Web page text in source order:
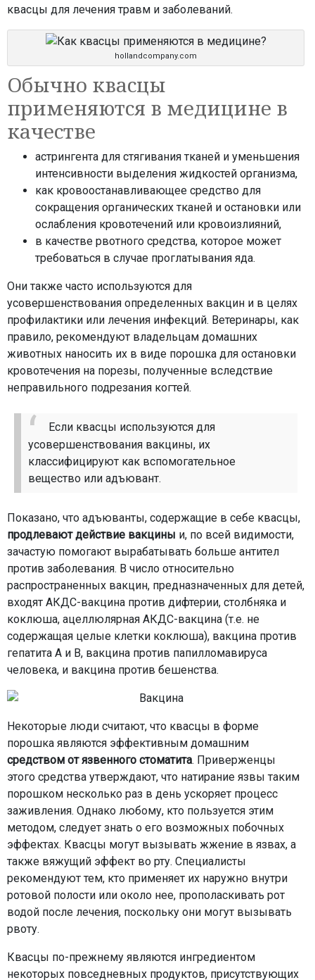
квасцы для лечения травм и заболеваний.
hollandcompany.com
Обычно квасцы
применяются в медицине в
качестве
астрингента для стягивания тканей и уменьшения
интенсивности выделения жидкостей организма,
как кровоостанавливающее средство для
сокращения органических тканей и остановки или
ослабления кровотечений или кровоизлияний,
в качестве рвотного средства, которое может
требоваться в случае проглатывания яда.
Они также часто используются для
усовершенствования определенных вакцин и в целях
профилактики или лечения инфекций. Ветеринары, как
правило, рекомендуют владельцам домашних
животных наносить их в виде порошка для остановки
кровотечения на порезы, полученные вследствие
неправильного подрезания когтей.
Если квасцы используются для
усовершенствования вакцины, их
классифицируют как вспомогательное
вещество или адъювант.
Показано, что адъюванты, содержащие в себе квасцы,
продлевают действие вакцины и, по всей видимости,
зачастую помогают вырабатывать больше антител
против заболевания. В число относительно
распространенных вакцин, предназначенных для детей,
входят АКДС-вакцина против дифтерии, столбняка и
коклюша, ацеллюлярная АКДС-вакцина (т.е. не
содержащая целые клетки коклюша), вакцина против
гепатита A и B, вакцина против папилломавируса
человека, и вакцина против бешенства.
Некоторые люди считают, что квасцы в форме
порошка являются эффективным домашним
средством от язвенного стоматита. Приверженцы
этого средства утверждают, что натирание язвы таким
порошком несколько раз в день ускоряет процесс
заживления. Однако любому, кто пользуется этим
методом, следует знать о его возможных побочных
эффектах. Квасцы могут вызывать жжение в язвах, а
также вяжущий эффект во рту. Специалисты
рекомендуют тем, кто применяет их наружно внутри
ротовой полости или около нее, прополаскивать рот
водой после лечения, поскольку они могут вызывать
рвоту.
Квасцы по-прежнему являются ингредиентом
некоторых повседневных продуктов, присутствующих